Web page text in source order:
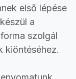
első lépése
a
szolgál
kiöntéséhez.